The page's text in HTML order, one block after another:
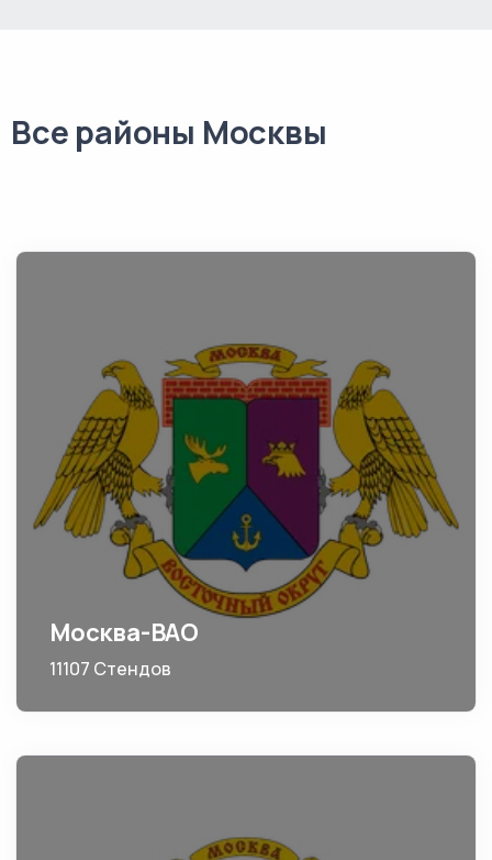
Все районы Москвы
Москва-ВАО
11107 Стендов